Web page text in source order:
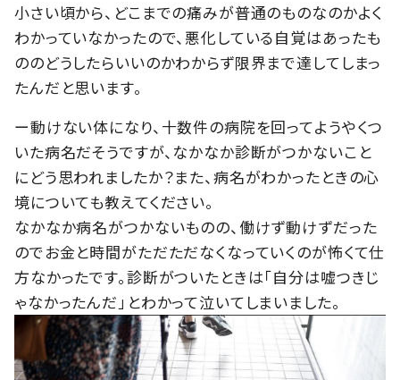
小さい頃から、どこまでの痛みが普通のものなのかよく
わかっていなかったので、悪化している自覚はあったも
ののどうしたらいいのかわからず限界まで達してしまっ
たんだと思います。
ー動けない体になり、十数件の病院を回ってようやくつ
いた病名だそうですが、なかなか診断がつかないこと
にどう思われましたか？また、病名がわかったときの心
境についても教えてください。
なかなか病名がつかないものの、働けず動けずだった
のでお金と時間がただただなくなっていくのが怖くて仕
方なかったです。診断がついたときは「自分は嘘つきじ
ゃなかったんだ」とわかって泣いてしまいました。